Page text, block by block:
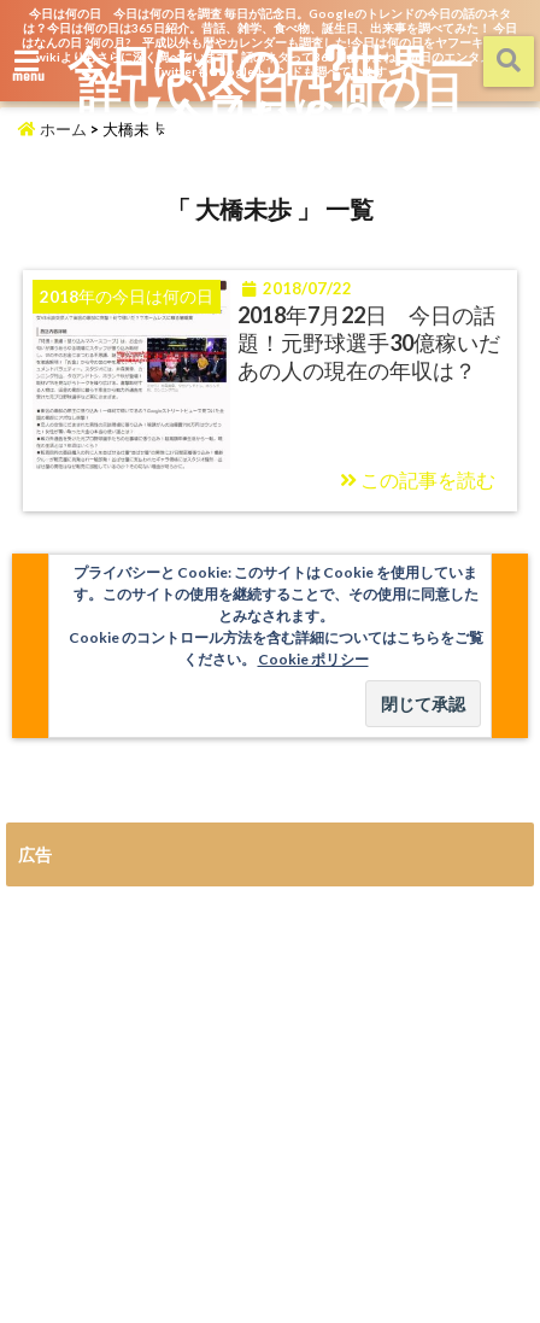
今日は何の日 今日は何の日を調査 毎日が記念日。Googleのトレンドの今日の話のネタ
は？今日は何の日は365日紹介。昔話、雑学、食べ物、誕生日、出来事を調べてみた！ 今日
はなんの日 ?何の月? 平成以外も暦やカレンダーも調査した!今日は何の日をヤフーキッズや
wikiよりもさらに深く調べています。話のネタって365日あるよね。毎日のエンタメを
TwitterもGoogleトレンドも調べています
menu 今日は何の日?世界一
詳しい今日は何の日
【今日なん？】
ホーム > 大橋未歩
「 大橋未歩 」 一覧
2018年の今日は何の日 2018/07/22
2018年7月22日 今日の話
題！元野球選手30億稼いだ
あの人の現在の年収は？
この記事を読む
プライバシーと Cookie: このサイトは Cookie を使用していま
す。このサイトの使用を継続することで、その使用に同意した
とみなされます。
Cookie のコントロール方法を含む詳細についてはこちらをご覧
ください。 Cookie ポリシー
広告